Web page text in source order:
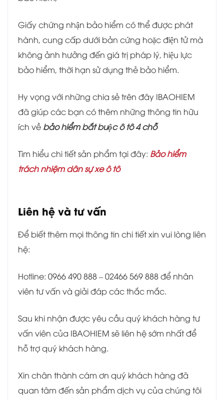
Giấy chứng nhận bảo hiểm có thể được phát
hành, cung cấp dưới bản cứng hoặc điện tử mà
không ảnh hưởng đến giá trị pháp lý, hiệu lực
bảo hiểm, thời hạn sử dụng thẻ bảo hiểm.
Hy vọng với những chia sẻ trên đây IBAOHIEM
đã giúp các bạn có thêm những thông tin hữu
ích về bảo hiểm bắt buộc ô tô 4 chỗ
Tìm hiểu chi tiết sản phẩm tại đây: Bảo hiểm
trách nhiệm dân sự xe ô tô
Liên hệ và tư vấn
Để biết thêm mọi thông tin chi tiết xin vui lòng liên
hệ:
Hotline: 0966 490 888 – 02466 569 888 để nhân
viên tư vấn và giải đáp các thắc mắc.
Sau khi nhận được yêu cầu quý khách hàng tư
vấn viên của IBAOHIEM sẽ liên hệ sớm nhất để
hỗ trợ quý khách hàng.
Xin chân thành cám ơn quý khách hàng đã
quan tâm đến sản phẩm dịch vụ của chúng tôi